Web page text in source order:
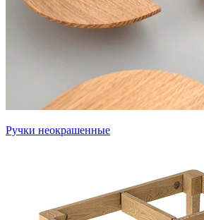
Ручки неокрашенные